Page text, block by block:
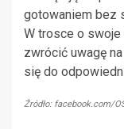
gotowaniem bez
W trosce o
zwrócić uwagę
się do
Źródło: facebook.com/